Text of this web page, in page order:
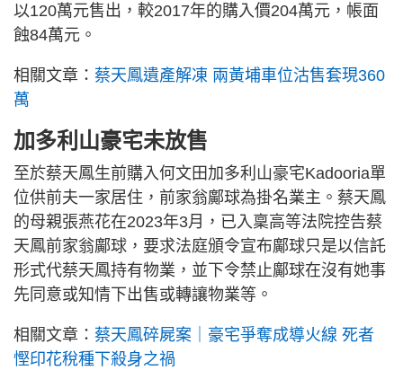
以120萬元售出，較2017年的購入價204萬元，帳面
蝕84萬元。
相關文章： 蔡天鳳遺產解凍 兩黃埔車位沽售套現360
萬
加多利山豪宅未放售
至於蔡天鳳生前購入何文田加多利山豪宅Kadooria單
位供前夫一家居住，前家翁鄺球為掛名業主。蔡天鳳
的母親張燕花在2023年3月，已入稟高等法院控告蔡
天鳳前家翁鄺球，要求法庭頒令宣布鄺球只是以信託
形式代蔡天鳳持有物業，並下令禁止鄺球在沒有她事
先同意或知情下出售或轉讓物業等。
相關文章： 蔡天鳳碎屍案｜豪宅爭奪成導火線 死者
慳印花稅種下殺身之禍